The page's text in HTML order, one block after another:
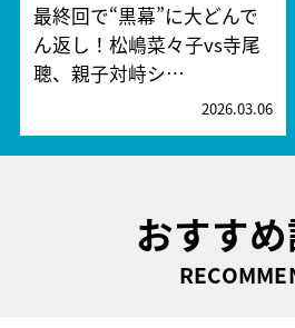
最終回で“黒幕”に大どんで
ん返し！松嶋菜々子vs寺尾
聰、親子対峙シ…
2026.03.06
おすす